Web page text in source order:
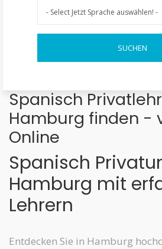
Spanisch
Hamburg finden -
Online
Spanisch
Hamburg mit
Lehrern
Entdecken Sie in Hamburg